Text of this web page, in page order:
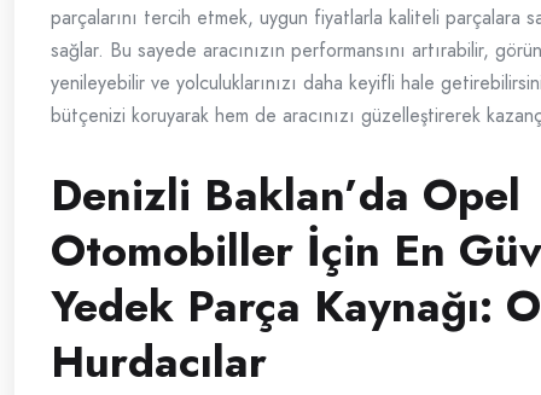
parçalarını tercih etmek, uygun fiyatlarla kaliteli parçalara
sağlar. Bu sayede aracınızın performansını artırabilir,
yenileyebilir ve yolculuklarınızı daha keyifli hale
bütçenizi koruyarak hem de aracınızı güzelleştirerek
Denizli Baklan’da Opel
Otomobiller İçin En
Yedek Parça Kaynağı:
Hurdacılar